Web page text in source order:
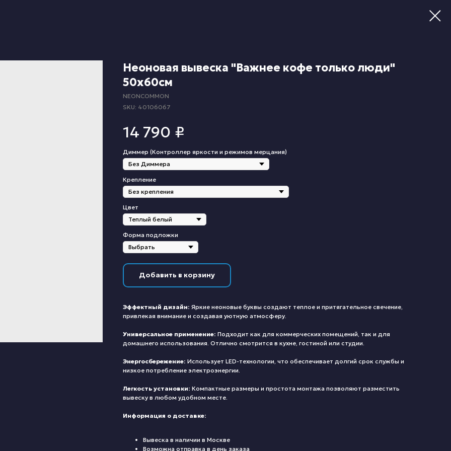
Неоновая вывеска "Важнее кофе только люди"
50х60см
NEONCOMMON
SKU: 40106067
14 790 ₽
Диммер (Контроллер яркости и режимов мерцания)
Крепление
Цвет
Форма подложки
Добавить в корзину
Эффектный дизайн: Яркие неоновые буквы создают теплое и притягательное свечение,
привлекая внимание и создавая уютную атмосферу.
Универсальное применение: Подходит как для коммерческих помещений, так и для
домашнего использования. Отлично смотрится в кухне, гостиной или студии.
Энергосбережение: Использует LED-технологии, что обеспечивает долгий срок службы и
низкое потребление электроэнергии.
Легкость установки: Компактные размеры и простота монтажа позволяют разместить
вывеску в любом удобном месте.
Информация о доставке:
Вывеска в наличии в Москве
Возможна отправка в день заказа